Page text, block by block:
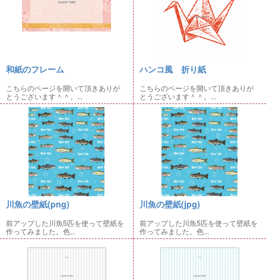
和紙のフレーム
こちらのページを開いて頂きありが
とうございます＾＾。...
ハンコ風 折り紙
こちらのページを開いて頂きありが
とうございます＾＾。...
川魚の壁紙(png)
前アップした川魚5匹を使って壁紙を
作ってみました。色...
川魚の壁紙(jpg)
前アップした川魚5匹を使って壁紙を
作ってみました。色...